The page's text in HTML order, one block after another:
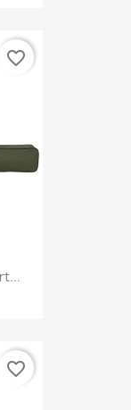
favorite_border
favorite_border